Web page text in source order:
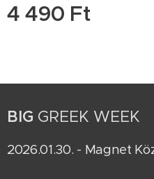
4 490 Ft
BIG GREEK WEEK
2026.01.30. - Magnet